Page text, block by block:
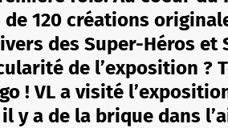
120 créations
des Super-Héros et
de l’exposition ?
! VL a visité
y a de la brique dans